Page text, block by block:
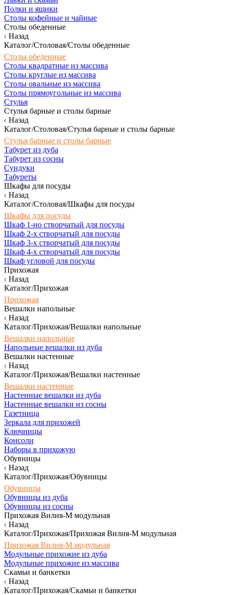
Полки и ящики
Столы кофейные и чайные
Столы обеденные
Назад
Каталог/Столовая/Столы обеденные
Столы обеденные
Столы квадратные из массива
Столы круглые из массива
Столы овальные из массива
Столы прямоугольные из массива
Стулья
Стулья барные и столы барные
Назад
Каталог/Столовая/Стулья барные и столы барные
Стулья барные и столы барные
Табурет из дуба
Табурет из сосны
Сундуки
Табуреты
Шкафы для посуды
Назад
Каталог/Столовая/Шкафы для посуды
Шкафы для посуды
Шкаф 1-но створчатый для посуды
Шкаф 2-х створчатый для посуды
Шкаф 3-х створчатый для посуды
Шкаф 4-х створчатый для посуды
Шкаф угловой для посуды
Прихожая
Назад
Каталог/Прихожая
Прихожая
Вешалки напольные
Назад
Каталог/Прихожая/Вешалки напольные
Вешалки напольные
Напольные вешалки из дуба
Вешалки настенные
Назад
Каталог/Прихожая/Вешалки настенные
Вешалки настенные
Настенные вешалки из дуба
Настенные вешалки из сосны
Газетница
Зеркала для прихожей
Ключницы
Консоли
Наборы в прихожую
Обувницы
Назад
Каталог/Прихожая/Обувницы
Обувницы
Обувницы из дуба
Обувницы из сосны
Прихожая Вилия-М модульная
Назад
Каталог/Прихожая/Прихожая Вилия-М модульная
Прихожая Вилия-М модульная
Модульные прихожие из дуба
Модульные прихожие из массива
Скамьи и банкетки
Назад
Каталог/Прихожая/Скамьи и банкетки